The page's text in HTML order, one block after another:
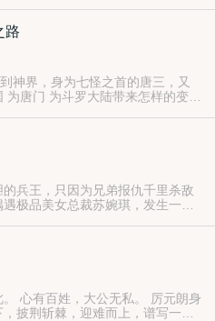
路
神界，身为七怪之首的唐三，又
为唐门 为斗罗大陆带来怎样的变
兵王，只因为兄弟报仇千里杀敌
极品美女总裁苏婉琪，发生一段
朗身
披荆斩棘，迎难而上，谱写一曲